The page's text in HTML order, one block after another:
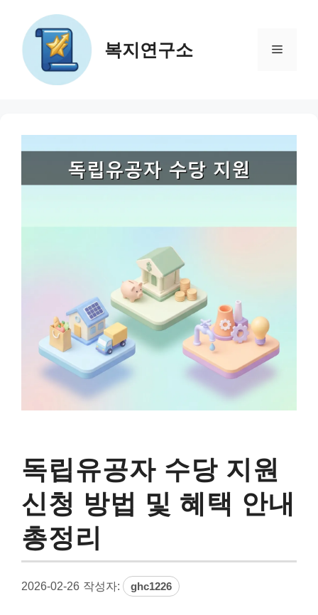
복지연구소 메
독립유공자 수당 지원
신청 방법 및 혜택 안내
총정리
2026-02-26 작성자: ghc1226